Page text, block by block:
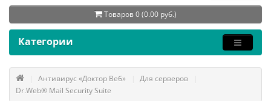
Товаров 0 (0.00 руб.)
Категории
Антивирус «Доктор Веб»
Для серверов
Dr.Web® Mail Security Suite